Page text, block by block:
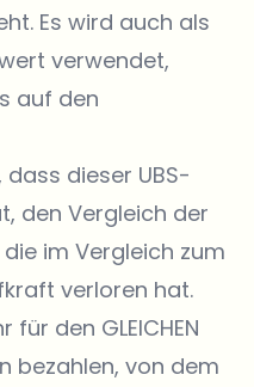
Es wird auch als
verwendet,
auf den
dieser UBS-
den Vergleich der
im Vergleich zum
verloren hat.
den GLEICHEN
bezahlen, von dem